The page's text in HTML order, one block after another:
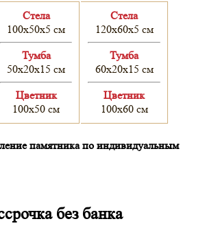
Cтела
100х50х5 см
Тумба
50х20х15 см
Цветник
100х50 см
Cтела
120х60х5 см
Тумба
60х20х15 см
Цветник
100х60 см
памятника по индивидуальным
без банка